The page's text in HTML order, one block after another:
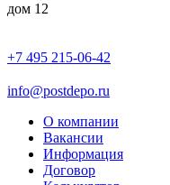
дом 12
+7 495 215-06-42
info@postdepo.ru
О компании
Вакансии
Информация
Договор